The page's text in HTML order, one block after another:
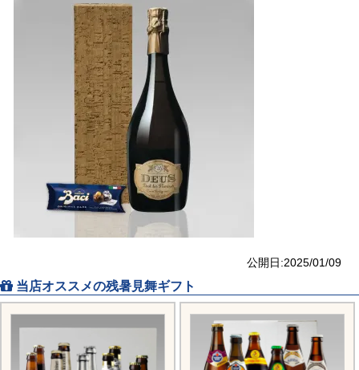
公開日:2025/01/09
当店オススメの残暑見舞ギフト